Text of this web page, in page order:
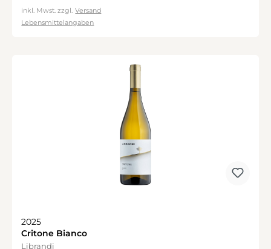
inkl. Mwst. zzgl. Versand
Lebensmittelangaben
2025
Critone Bianco
Librandi